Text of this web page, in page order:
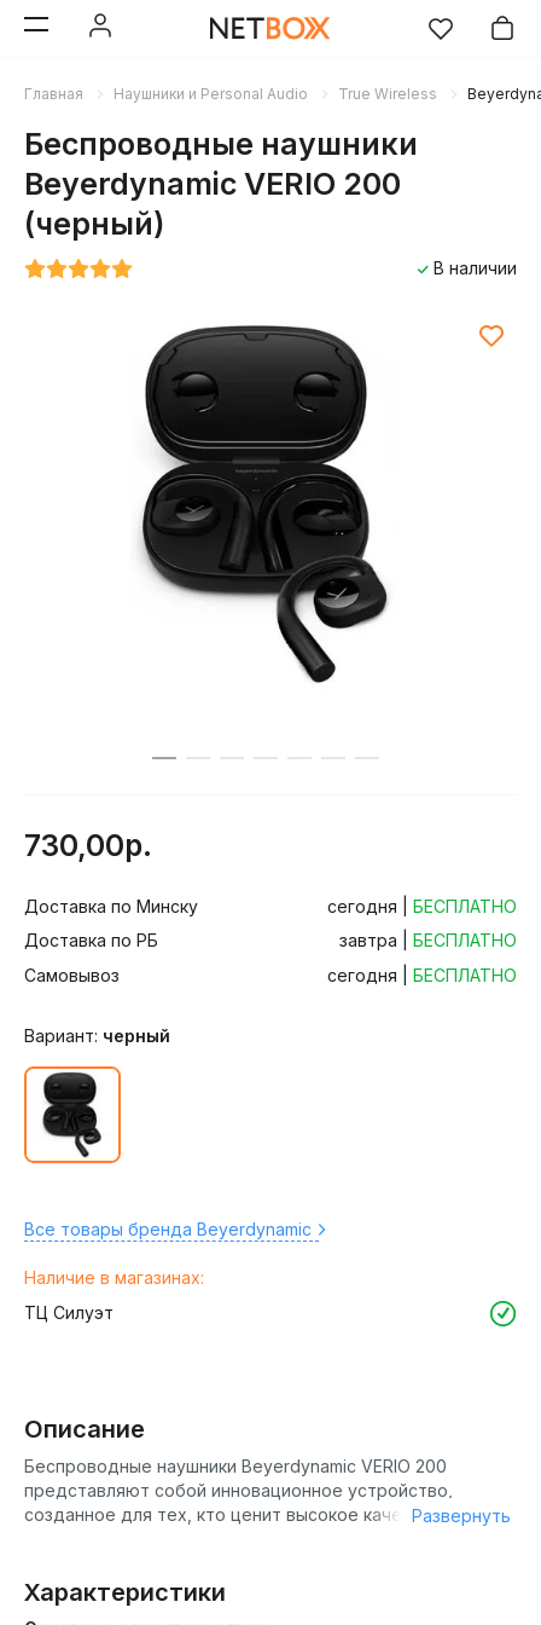
Главная Наушники и Personal Audio True Wireless
Беспроводные наушники
Beyerdynamic VERIO 200
(черный)
В наличии
730,00р.
Доставка по Минску сегодня | БЕСПЛАТНО
Доставка по РБ
завтра |
БЕСПЛАТНО
Самовывоз
сегодня | БЕСПЛАТНО
Вариант: черный
Все товары бренда Beyerdynamic
Наличие в магазинах:
ТЦ Силуэт
Описание
Беспроводные наушники Beyerdynamic VERIO 200
представляют собой инновационное устройство,
созданное для тех, кто ценит высокое качество звука и
детализированное звучание. Благодаря технологии
Qualcomm aptX Voice, VERIO 200 гарантируют четкую
Развернуть
Характеристики